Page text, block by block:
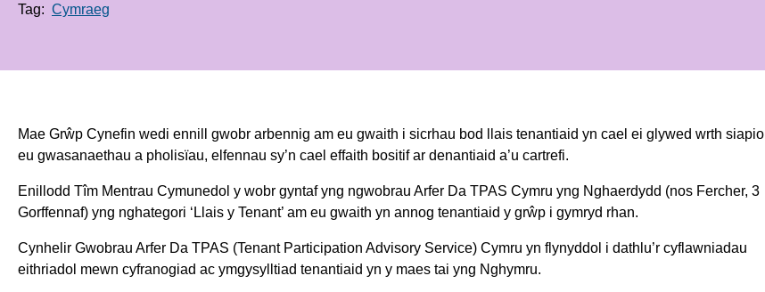
Tag: Cymraeg
Mae Grŵp Cynefin wedi ennill gwobr arbennig am eu gwaith i sicrhau bod llais tenantiaid yn cael ei glywed wrth siapio
eu gwasanaethau a pholisïau, elfennau sy’n cael effaith bositif ar denantiaid a’u cartrefi.
Enillodd Tîm Mentrau Cymunedol y wobr gyntaf yng ngwobrau Arfer Da TPAS Cymru yng Nghaerdydd (nos Fercher, 3
Gorffennaf) yng nghategori ‘Llais y Tenant’ am eu gwaith yn annog tenantiaid y grŵp i gymryd rhan.
Cynhelir Gwobrau Arfer Da TPAS (Tenant Participation Advisory Service) Cymru yn flynyddol i dathlu’r cyflawniadau
eithriadol mewn cyfranogiad ac ymgysylltiad tenantiaid yn y maes tai yng Nghymru.